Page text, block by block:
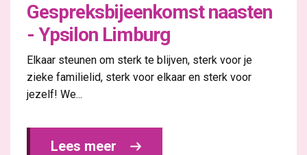
Gespreksbijeenkomst naasten
- Ypsilon Limburg
Elkaar steunen om sterk te blijven, sterk voor je
zieke familielid, sterk voor elkaar en sterk voor
jezelf! We...
Lees meer